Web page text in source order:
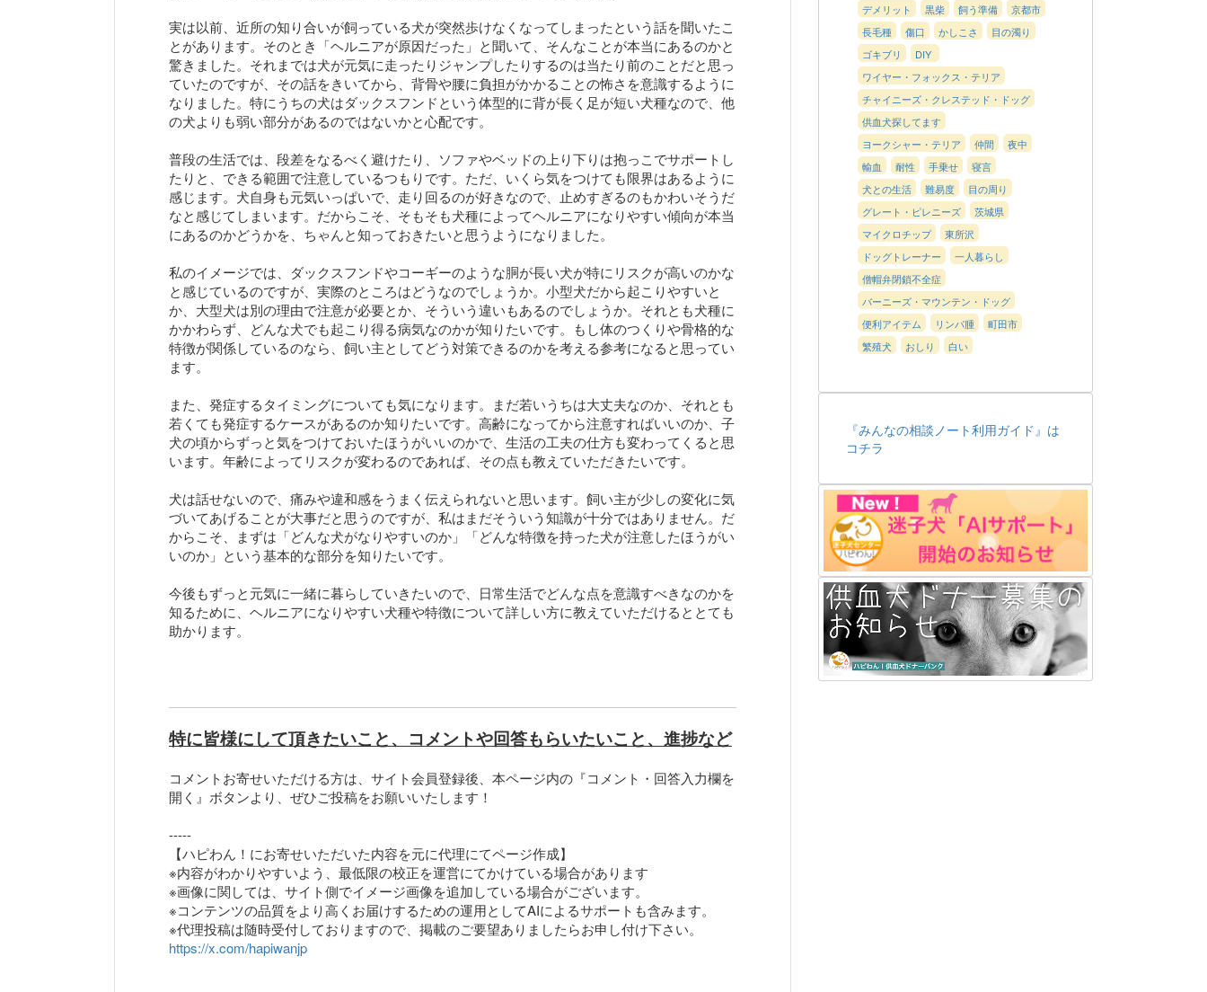
実は以前、近所の知り合いが飼っている犬が突然歩けなくなってしまったという話を聞いたこ
とがあります。そのとき「ヘルニアが原因だった」と聞いて、そんなことが本当にあるのかと
驚きました。それまでは犬が元気に走ったりジャンプしたりするのは当たり前のことだと思っ
ていたのですが、その話をきいてから、背骨や腰に負担がかかることの怖さを意識するように
なりました。特にうちの犬はダックスフンドという体型的に背が長く足が短い犬種なので、他
の犬よりも弱い部分があるのではないかと心配です。
普段の生活では、段差をなるべく避けたり、ソファやベッドの上り下りは抱っこでサポートし
たりと、できる範囲で注意しているつもりです。ただ、いくら気をつけても限界はあるように
感じます。犬自身も元気いっぱいで、走り回るのが好きなので、止めすぎるのもかわいそうだ
なと感じてしまいます。だからこそ、そもそも犬種によってヘルニアになりやすい傾向が本当
にあるのかどうかを、ちゃんと知っておきたいと思うようになりました。
私のイメージでは、ダックスフンドやコーギーのような胴が長い犬が特にリスクが高いのかな
と感じているのですが、実際のところはどうなのでしょうか。小型犬だから起こりやすいと
か、大型犬は別の理由で注意が必要とか、そういう違いもあるのでしょうか。それとも犬種に
かかわらず、どんな犬でも起こり得る病気なのかが知りたいです。もし体のつくりや骨格的な
特徴が関係しているのなら、飼い主としてどう対策できるのかを考える参考になると思ってい
ます。
また、発症するタイミングについても気になります。まだ若いうちは大丈夫なのか、それとも
若くても発症するケースがあるのか知りたいです。高齢になってから注意すればいいのか、子
犬の頃からずっと気をつけておいたほうがいいのかで、生活の工夫の仕方も変わってくると思
います。年齢によってリスクが変わるのであれば、その点も教えていただきたいです。
犬は話せないので、痛みや違和感をうまく伝えられないと思います。飼い主が少しの変化に気
づいてあげることが大事だと思うのですが、私はまだそういう知識が十分ではありません。だ
からこそ、まずは「どんな犬がなりやすいのか」「どんな特徴を持った犬が注意したほうがい
いのか」という基本的な部分を知りたいです。
今後もずっと元気に一緒に暮らしていきたいので、日常生活でどんな点を意識すべきなのかを
知るために、ヘルニアになりやすい犬種や特徴について詳しい方に教えていただけるととても
助かります。
特に皆様にして頂きたいこと、コメントや回答もらいたいこと、進捗など
コメントお寄せいただける方は、サイト会員登録後、本ページ内の『コメント・回答入力欄を
開く』ボタンより、ぜひご投稿をお願いいたします！
-----
【ハピわん！にお寄せいただいた内容を元に代理にてページ作成】
※内容がわかりやすいよう、最低限の校正を運営にてかけている場合があります
※画像に関しては、サイト側でイメージ画像を追加している場合がございます。
※コンテンツの品質をより高くお届けするための運用としてAIによるサポートも含みます。
https://x.com/hapiwanjp
デメリット
黒柴 飼う準備
京都市
長毛種
傷口 かしこさ
目の濁り
ゴキブリ
DIY
ワイヤー・フォックス・テリア
チャイニーズ・クレステッド・ドッグ
供血犬探してます
ヨークシャー・テリア
仲間
夜中
輸血
耐性 手乗せ
寝言
犬との生活
難易度
目の周り
グレート・ピレニーズ
茨城県
マイクロチップ
東所沢
ドッグトレーナー
一人暮らし
僧帽弁閉鎖不全症
バーニーズ・マウンテン・ドッグ
便利アイテム
リンパ腫
町田市
繁殖犬
おしり 白い
『みんなの相談ノート利用ガイド』は
コチラ